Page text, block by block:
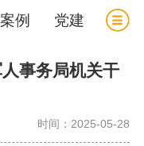
案例 党建
事务局机关干
时间：2025-05-28